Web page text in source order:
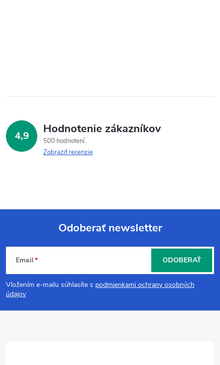
4,9 Hodnotenie zákazníkov
500 hodnotení
Zobraziť recenzie
Z
á
p
Odoberať newsletter
Email
Vložením e-mailu súhlasíte s podmienkami ochrany osobných
údajov
ODOBERAŤ